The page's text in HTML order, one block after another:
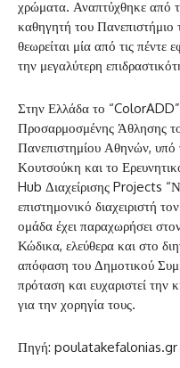
χρώματα. Αναπτύχθηκε από
καθηγητή του
θεωρείται μία από τις πέντε
την μεγαλύτερη
Στην Ελλάδα το
Προσαρμοσμένης Άθλησης
Πανεπιστημίου Αθηνών, υπό
Κουτσούκη και το
Hub Διαχείρισης Projects
επιστημονικό διαχειριστή
ομάδα έχει παραχωρήσει
Κώδικα, ελεύθερα και στο
απόφαση του Δημοτικού
πρόταση και ευχαριστεί
για την χορηγία τους.
Πηγή: poulatakefalonias.gr